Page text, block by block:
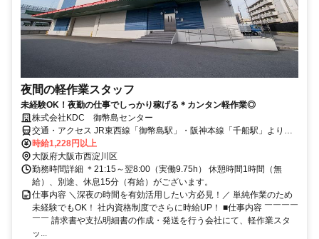
夜間の軽作業スタッフ
未経験OK！夜勤の仕事でしっかり稼げる＊カンタン軽作業◎
株式会社KDC 御幣島センター
交通・アクセス JR東西線「御幣島駅」・阪神本線「千船駅」より徒
歩9分
時給1,228円以上
大阪府大阪市西淀川区
勤務時間詳細 ＊21:15～翌8:00（実働9.75h） 休憩時間1時間（無
給）、別途、休息15分（有給）がございます。
仕事内容 ＼深夜の時間を有効活用したい方必見！／ 単純作業のため
未経験でもOK！ 社内資格制度でさらに時給UP！ ■仕事内容 ￣￣￣￣
￣￣ 請求書や支払明細書の作成・発送を行う会社にて、軽作業スタ
ッ...